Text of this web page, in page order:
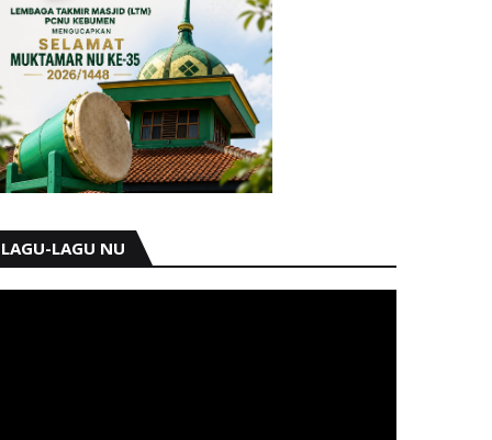
LAGU-LAGU NU